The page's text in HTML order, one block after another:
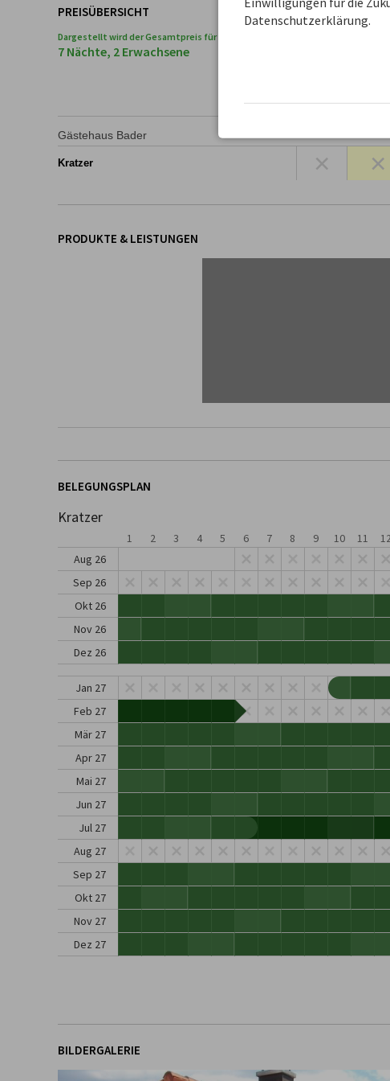
PREISÜBERSICHT
Dargestellt wird der Gesamtpreis für den gesuchten Zeitraum und
7 Nächte, 2 Erwachsene
19. Aug.
20.
Gästehaus Bader
Kratzer × ×
PRODUKTE & LEISTUNGEN
BELEGUNGSPLAN
Kratzer
1 2 3 4 5 6 7 8 9 10 11 12
Aug 26
Sep 26
Okt 26
Nov 26
Dez 26
Jan 27
Feb 27
Mär 27
Apr 27
Mai 27
Jun 27
Jul 27
Aug 27
Sep 27
Okt 27
Nov 27
Dez 27
BILDERGALERIE
Datenschutzerklärung.